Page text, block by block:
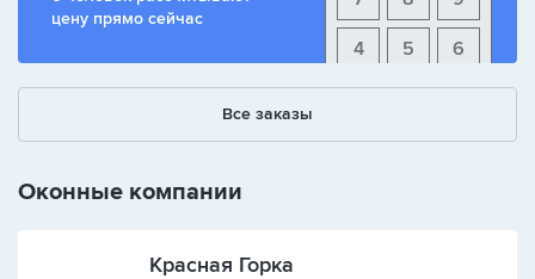
цену прямо сейчас
6
5
4
+ - /
Все заказы
Оконные компании
Красная Горка